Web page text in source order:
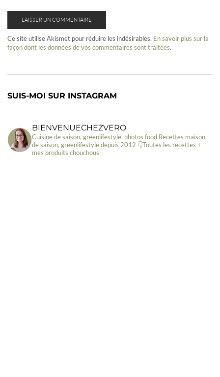
Ce site utilise Akismet pour réduire les indésirables. En savoir plus sur la
façon dont les données de vos commentaires sont traitées.
SUIS-MOI SUR INSTAGRAM
BIENVENUECHEZVERO
Cuisine de saison, greenlifestyle, photos food Recettes maison,
de saison, greenlifestyle depuis 2012 👇Toutes les recettes +
mes produits chouchous